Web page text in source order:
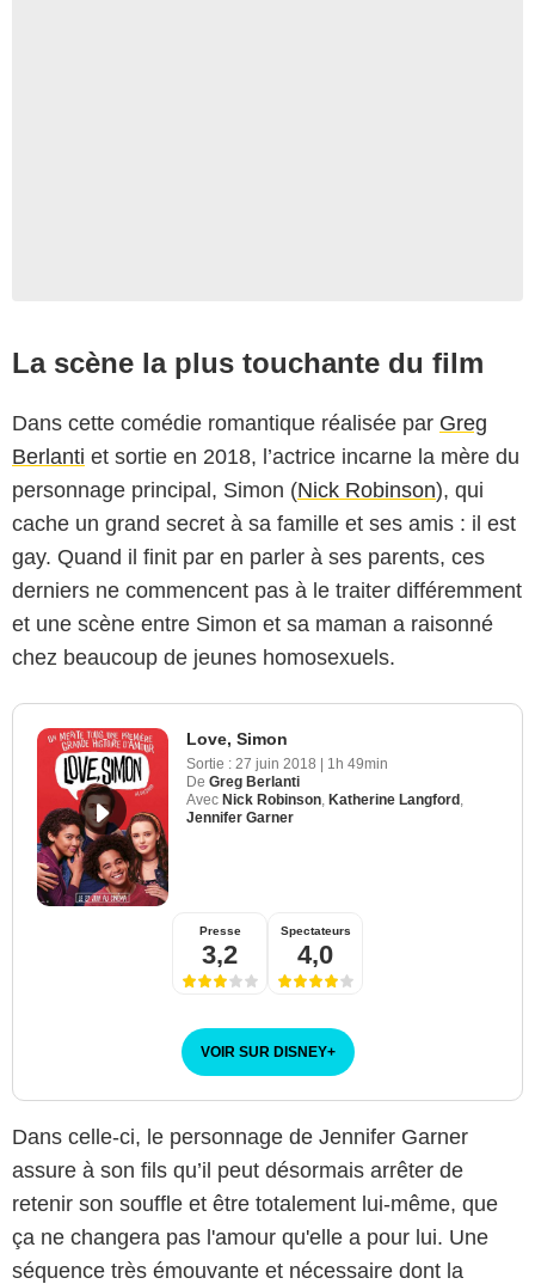
La scène la plus touchante du film
Dans cette comédie romantique réalisée par Greg
Berlanti et sortie en 2018, l’actrice incarne la mère du
personnage principal, Simon (Nick Robinson), qui
cache un grand secret à sa famille et ses amis : il est
gay. Quand il finit par en parler à ses parents, ces
derniers ne commencent pas à le traiter différemment
et une scène entre Simon et sa maman a raisonné
chez beaucoup de jeunes homosexuels.
Love, Simon
Sortie : 27 juin 2018 | 1h 49min
De Greg Berlanti
Avec Nick Robinson Katherine Langford
Jennifer Garner
Presse
3,2
Spectateurs
4,0
VOIR SUR DISNEY+
Dans celle-ci, le personnage de Jennifer Garner
assure à son fils qu’il peut désormais arrêter de
retenir son souffle et être totalement lui-même, que
ça ne changera pas l'amour qu'elle a pour lui. Une
séquence très émouvante et nécessaire dont la